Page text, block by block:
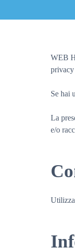
WEB
Se hai
La
e/o